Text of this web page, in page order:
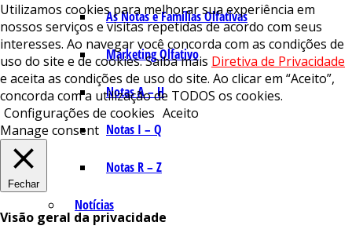
As Notas e Famílias Olfativas
Marketing Olfativo
Notas A – H
Notas I – Q
Notas R – Z
Notícias
Utilizamos cookies para melhorar sua experiência em
nossos serviços e visitas repetidas de acordo com seus
interesses. Ao navegar você concorda com as condições de
uso do site e de cookies. Saiba mais Diretiva de Privacidade
e aceita as condições de uso do site. Ao clicar em “Aceito”,
concorda com a utilização de TODOS os cookies.
Configurações de cookies Aceito
Manage consent
Fechar
Visão geral da privacidade